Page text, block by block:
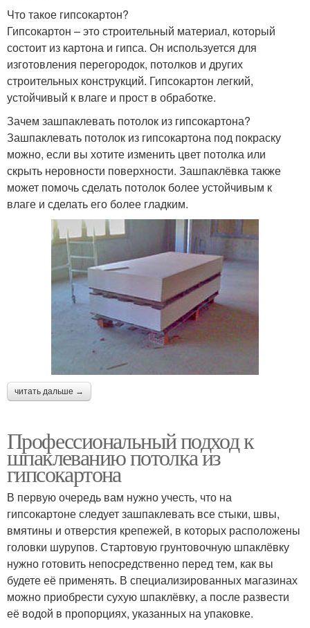
Что такое гипсокартон?
Гипсокартон – это строительный материал, который
состоит из картона и гипса. Он используется для
изготовления перегородок, потолков и других
строительных конструкций. Гипсокартон легкий,
устойчивый к влаге и прост в обработке.
Зачем зашпаклевать потолок из гипсокартона?
Зашпаклевать потолок из гипсокартона под покраску
можно, если вы хотите изменить цвет потолка или
скрыть неровности поверхности. Зашпаклёвка также
может помочь сделать потолок более устойчивым к
влаге и сделать его более гладким.
читать дальше →
Профессиональный подход к
шпаклеванию потолка из
гипсокартона
В первую очередь вам нужно учесть, что на
гипсокартоне следует зашпаклевать все стыки, швы,
вмятины и отверстия крепежей, в которых расположены
головки шурупов. Стартовую грунтовочную шпаклёвку
нужно готовить непосредственно перед тем, как вы
будете её применять. В специализированных магазинах
можно приобрести сухую шпаклёвку, а после развести
её водой в пропорциях, указанных на упаковке.